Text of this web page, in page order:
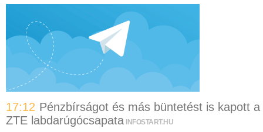
17:12 Pénzbírságot és más büntetést is kapott a
ZTE labdarúgócsapata INFOSTART.HU